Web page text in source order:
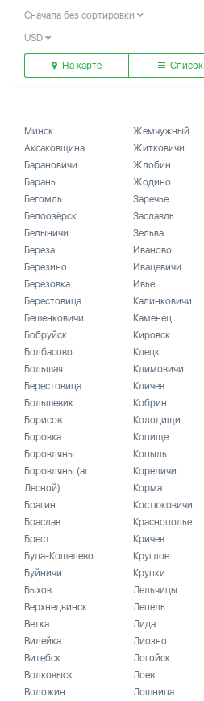
Сначала без сортировки
USD
На карте Список
Минск
Аксаковщина
Барановичи
Барань
Бегомль
Белоозёрск
Белыничи
Береза
Березино
Березовка
Берестовица
Бешенковичи
Бобруйск
Болбасово
Большая
Берестовица
Большевик
Борисов
Боровка
Боровляны
Боровляны (аг.
Лесной)
Брагин
Браслав
Брест
Буда-Кошелево
Буйничи
Быхов
Верхнедвинск
Ветка
Вилейка
Витебск
Волковыск
Воложин
Жемчужный
Житковичи
Жлобин
Жодино
Заречье
Заславль
Зельва
Иваново
Ивацевичи
Ивье
Калинковичи
Каменец
Кировск
Клецк
Климовичи
Кличев
Кобрин
Колодищи
Копище
Копыль
Кореличи
Корма
Костюковичи
Краснополье
Кричев
Круглое
Крупки
Лельчицы
Лепель
Лида
Лиозно
Логойск
Лоев
Лошница